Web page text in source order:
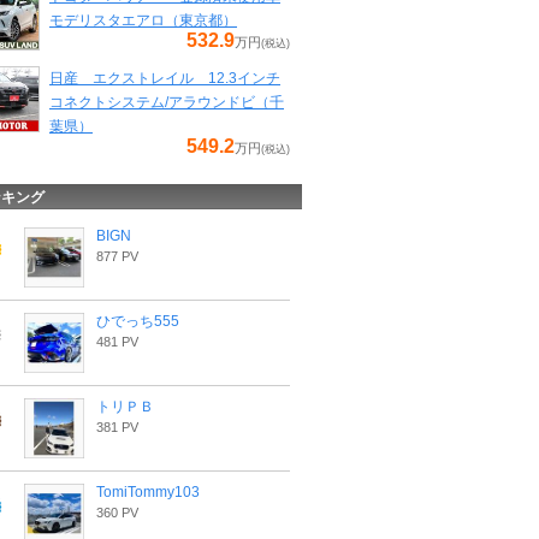
モデリスタエアロ（東京都）
532.9万円 (税込)
日産 エクストレイル 12.3インチ
コネクトシステム/アラウンドビ（千
葉県）
549.2万円 (税込)
ング
BIGN
877 PV
ひでっち555
481 PV
トリＰＢ
381 PV
TomiTommy103
360 PV